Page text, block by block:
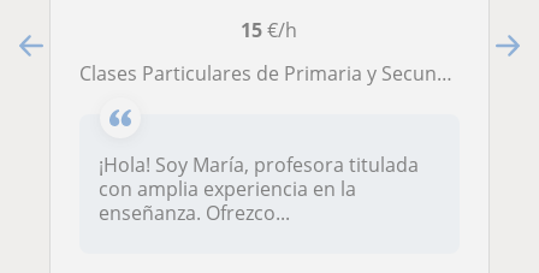
15€/h
Clases Particulares de Primaria y Secundaria
¡Hola! Soy María, profesora titulada
con amplia experiencia en la
enseñanza. Ofrezco...